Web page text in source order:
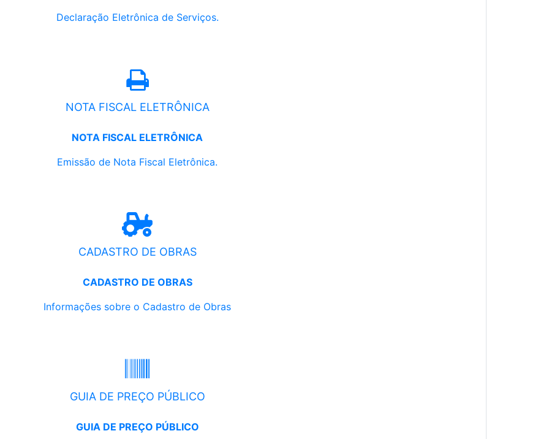
Declaração Eletrônica de Serviços.
NOTA FISCAL ELETRÔNICA
NOTA FISCAL ELETRÔNICA
Emissão de Nota Fiscal Eletrônica.
CADASTRO DE OBRAS
CADASTRO DE OBRAS
Informações sobre o Cadastro de Obras
GUIA DE PREÇO PÚBLICO
GUIA DE PREÇO PÚBLICO